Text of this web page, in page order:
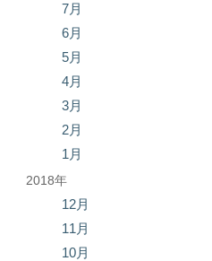
7月
6月
5月
4月
3月
2月
1月
2018年
12月
11月
10月